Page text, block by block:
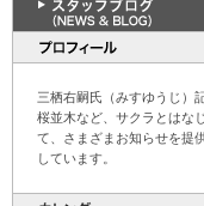
三栖右嗣氏（みすゆうじ）
桜並木など、サクラとはな
て、さまざまお知らせを提
しています。